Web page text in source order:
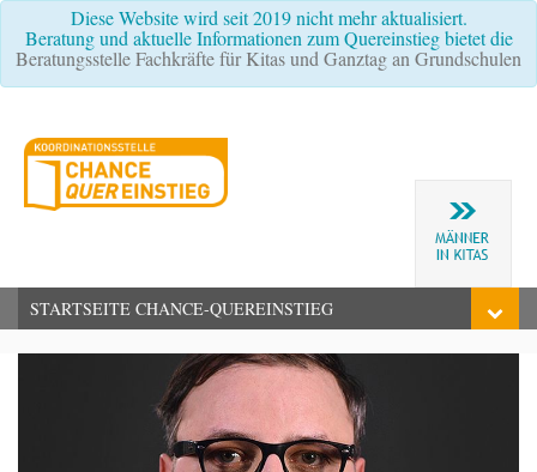
Diese Website wird seit 2019 nicht mehr aktualisiert.
Beratung und aktuelle Informationen zum Quereinstieg bietet die
Beratungsstelle Fachkräfte für Kitas und Ganztag an Grundschulen
STARTSEITE CHANCE-QUEREINSTIEG